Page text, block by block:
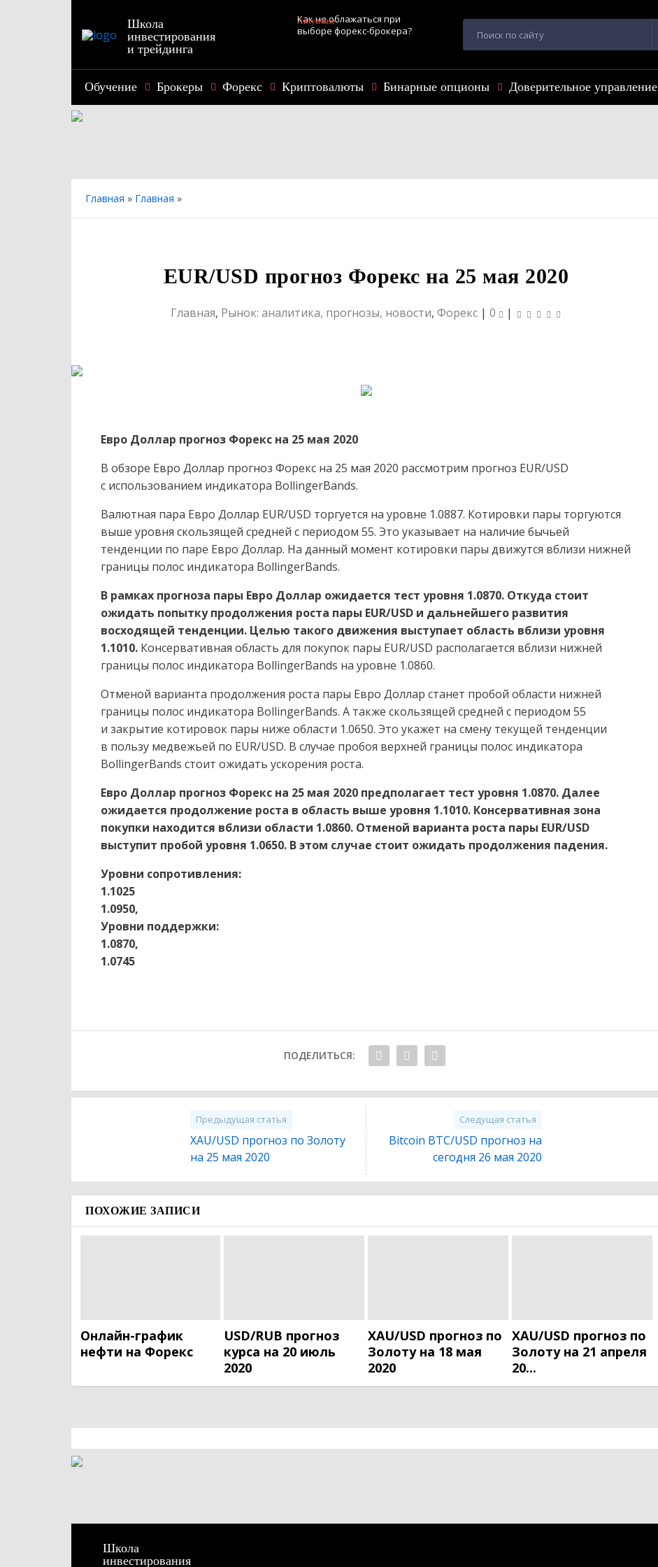
Школа
инвестирования
и трейдинга
Актуально
Как не облажаться при
выборе форекс-брокера?
Обучение Брокеры Форекс Криптовалюты Бинарные опционы Доверительное управление
Главная » Главная »
EUR/USD прогноз Форекс на 25 мая 2020
Главная, Рынок: аналитика, прогнозы, новости, Форекс | 0 |
Евро Доллар прогноз Форекс на 25 мая 2020
В обзоре Евро Доллар прогноз Форекс на 25 мая 2020 рассмотрим прогноз EUR/USD
с использованием индикатора BollingerBands.
Валютная пара Евро Доллар EUR/USD торгуется на уровне 1.0887. Котировки пары торгуются
выше уровня скользящей средней с периодом 55. Это указывает на наличие бычьей
тенденции по паре Евро Доллар. На данный момент котировки пары движутся вблизи нижней
границы полос индикатора BollingerBands.
В рамках прогноза пары Евро Доллар ожидается тест уровня 1.0870. Откуда стоит
ожидать попытку продолжения роста пары EUR/USD и дальнейшего развития
восходящей тенденции. Целью такого движения выступает область вблизи уровня
1.1010. Консервативная область для покупок пары EUR/USD располагается вблизи нижней
границы полос индикатора BollingerBands на уровне 1.0860.
Отменой варианта продолжения роста пары Евро Доллар станет пробой области нижней
границы полос индикатора BollingerBands. А также скользящей средней с периодом 55
и закрытие котировок пары ниже области 1.0650. Это укажет на смену текущей тенденции
в пользу медвежьей по EUR/USD. В случае пробоя верхней границы полос индикатора
BollingerBands стоит ожидать ускорения роста.
Евро Доллар прогноз Форекс на 25 мая 2020 предполагает тест уровня 1.0870. Далее
ожидается продолжение роста в область выше уровня 1.1010. Консервативная зона
покупки находится вблизи области 1.0860. Отменой варианта роста пары EUR/USD
выступит пробой уровня 1.0650. В этом случае стоит ожидать продолжения падения.
Уровни сопротивления:
1.1025
1.0950,
Уровни поддержки:
1.0870,
1.0745
ПОДЕЛИТЬСЯ:
Предыдущая статья
XAU/USD прогноз по Золоту
на 25 мая 2020
Следущая статья
Bitcoin BTC/USD прогноз на
сегодня 26 мая 2020
ПОХОЖИЕ ЗАПИСИ
Онлайн-график
нефти на Форекс
USD/RUB прогноз
курса на 20 июль
2020
XAU/USD прогноз по
Золоту на 18 мая
2020
XAU/USD прогноз по
Золоту на 21 апреля
20...
Школа
инвестирования